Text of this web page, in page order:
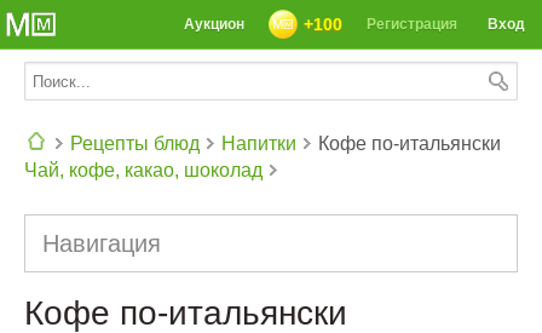
Вход
Регистрация
+100
Аукцион
Рецепты блюд
Напитки
Чай, кофе, какао, шоколад
Кофе по-итальянски
Навигация
Кофе по-итальянски